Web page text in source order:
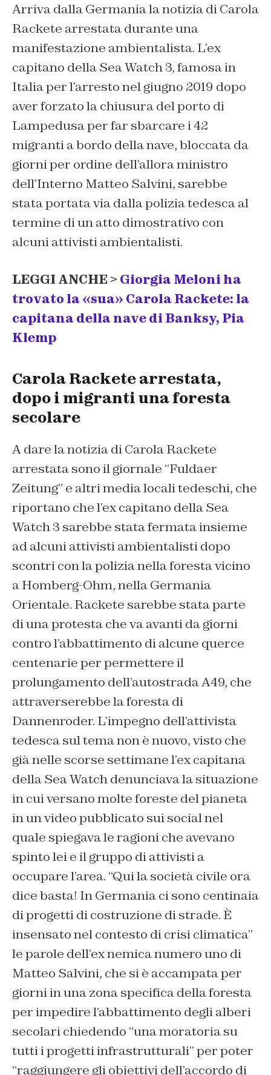
Arriva dalla Germania la notizia di Carola
Rackete arrestata durante una
manifestazione ambientalista. L’ex
capitano della Sea Watch 3, famosa in
Italia per l’arresto nel giugno 2019 dopo
aver forzato la chiusura del porto di
Lampedusa per far sbarcare i 42
migranti a bordo della nave, bloccata da
giorni per ordine dell’allora ministro
dell’Interno Matteo Salvini, sarebbe
stata portata via dalla polizia tedesca al
termine di un atto dimostrativo con
alcuni attivisti ambientalisti.
LEGGI ANCHE > Giorgia Meloni ha
trovato la «sua» Carola Rackete: la
capitana della nave di Banksy, Pia
Klemp
Carola Rackete arrestata,
dopo i migranti una foresta
secolare
A dare la notizia di Carola Rackete
arrestata sono il giornale “Fuldaer
Zeitung” e altri media locali tedeschi, che
riportano che l’ex capitano della Sea
Watch 3 sarebbe stata fermata insieme
ad alcuni attivisti ambientalisti dopo
scontri con la polizia nella foresta vicino
a Homberg-Ohm, nella Germania
Orientale. Rackete sarebbe stata parte
di una protesta che va avanti da giorni
contro l’abbattimento di alcune querce
centenarie per permettere il
prolungamento dell’autostrada A49, che
attraverserebbe la foresta di
Dannenroder. L’impegno dell’attivista
tedesca sul tema non è nuovo, visto che
già nelle scorse settimane l’ex capitana
della Sea Watch denunciava la situazione
in cui versano molte foreste del pianeta
in un video pubblicato sui social nel
quale spiegava le ragioni che avevano
spinto lei e il gruppo di attivisti a
occupare l’area. “Qui la società civile ora
dice basta! In Germania ci sono centinaia
di progetti di costruzione di strade. È
insensato nel contesto di crisi climatica”
le parole dell’ex nemica numero uno di
Matteo Salvini, che si è accampata per
giorni in una zona specifica della foresta
per impedire l’abbattimento degli alberi
secolari chiedendo “una moratoria su
tutti i progetti infrastrutturali” per poter
“raggiungere gli obiettivi dell’accordo di